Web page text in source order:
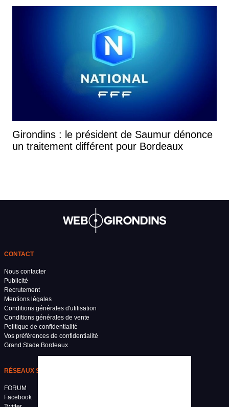
Girondins : le président de Saumur dénonce
un traitement différent pour Bordeaux
CONTACT
Nous contacter
Publicité
Recrutement
Mentions légales
Conditions générales d'utilisation
Conditions générales de vente
Politique de confidentialité
Vos préférences de confidentialité
Grand Stade Bordeaux
RÉSEAUX SOCIAUX
FORUM
Facebook